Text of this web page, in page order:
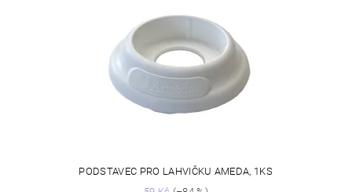
PODSTAVEC PRO LAHVIČKU AMEDA, 1KS